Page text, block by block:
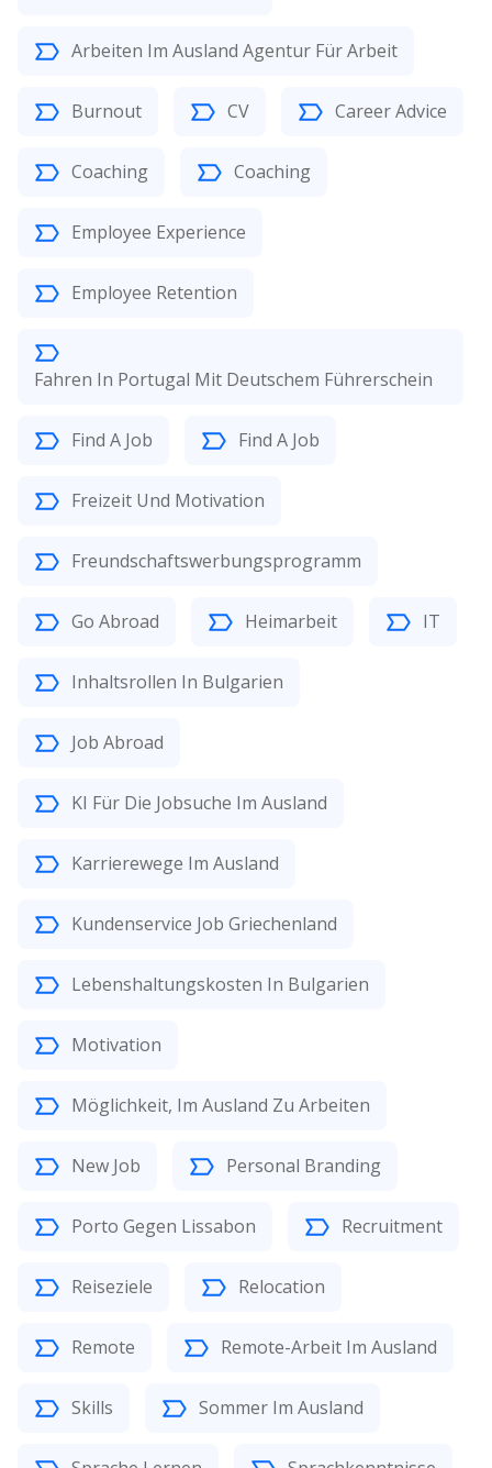
Arbeiten Im Ausland Agentur Für Arbeit
Burnout CV Career Advice
Coaching Coaching
Employee Experience
Employee Retention
Fahren In Portugal Mit Deutschem Führerschein
Find A Job Find A Job
Freizeit Und Motivation
Freundschaftswerbungsprogramm
Go Abroad Heimarbeit IT
Inhaltsrollen In Bulgarien
Job Abroad
KI Für Die Jobsuche Im Ausland
Karrierewege Im Ausland
Kundenservice Job Griechenland
Lebenshaltungskosten In Bulgarien
Motivation
Möglichkeit, Im Ausland Zu Arbeiten
New Job Personal Branding
Porto Gegen Lissabon Recruitment
Reiseziele Relocation
Remote Remote-Arbeit Im Ausland
Skills Sommer Im Ausland